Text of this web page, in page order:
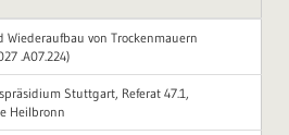
Wiederaufbau von Trockenmauern
.A07.224)
Stuttgart, Referat 47.1,
Heilbronn